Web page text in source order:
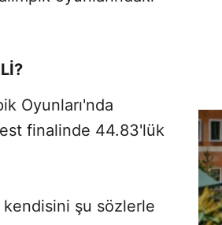
Oyunları'nda
finalinde 44.83'lük
şu sözlerle